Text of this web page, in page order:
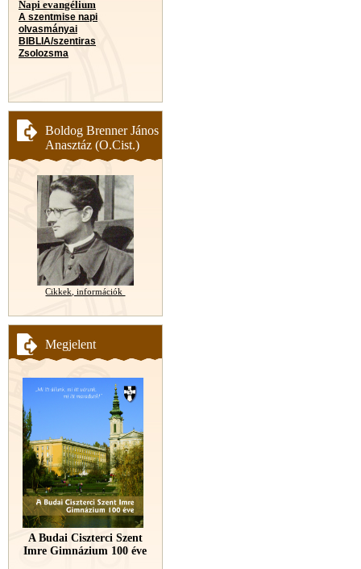
Napi evangélium
A szentmise napi
olvasmányai
BIBLIA/szentiras
Zsolozsma
Boldog Brenner János
Anasztáz (O.Cist.)
Cikkek, információk
Megjelent
A Budai Ciszterci Szent
Imre Gimnázium 100 éve